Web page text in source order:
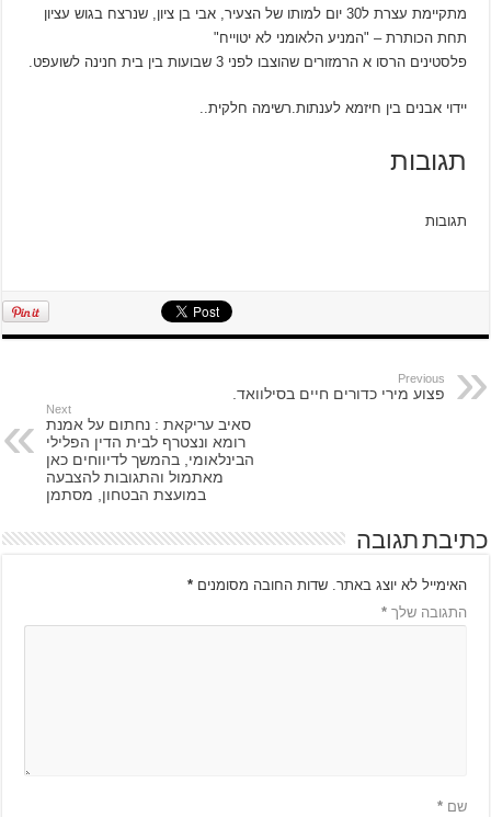
מתקיימת עצרת ל30 יום למותו של הצעיר, אבי בן ציון, שנרצח בגוש עציון
תחת הכותרת – "המניע הלאומני לא יטוייח"
פלסטינים הרסו א הרמזורים שהוצבו לפני 3 שבועות בין בית חנינה לשועפט.
יידוי אבנים בין חיזמא לענתות.רשימה חלקית..
תגובות
תגובות
Previous
פצוע מירי כדורים חיים בסילוואד.
Next
סאיב עריקאת : נחתום על אמנת
רומא ונצטרף לבית הדין הפלילי
הבינלאומי, בהמשך לדיווחים כאן
מאתמול והתגובות להצבעה
במועצת הבטחון, מסתמן
כתיבת תגובה
האימייל לא יוצג באתר. שדות החובה מסומנים*
התגובה שלך*
שם*